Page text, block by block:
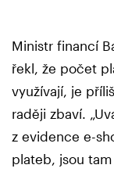
Ministr financí
řekl, že počet
využívají, je
raději zbaví.
z evidence e-
plateb, jsou